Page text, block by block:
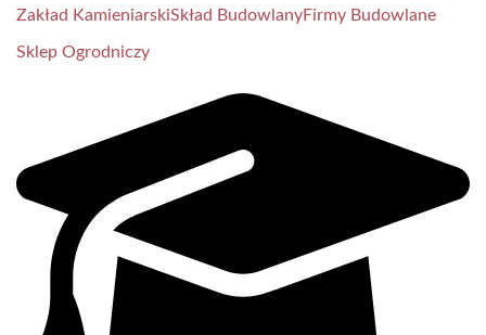
Zakład KamieniarskiSkład BudowlanyFirmy Budowlane
Sklep Ogrodniczy